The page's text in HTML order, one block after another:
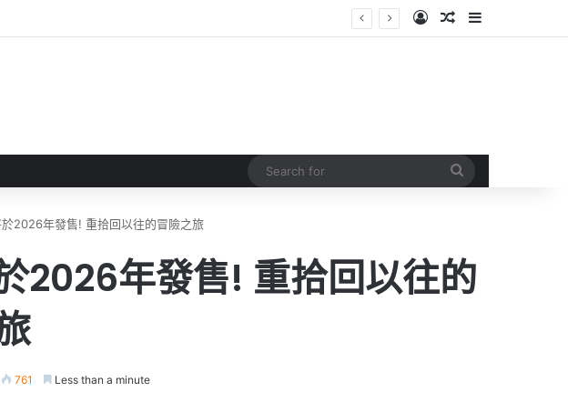
Log InRandom Article
Sidebar
於2026年發售! 重拾回以往的冒險之旅
2026年發售! 重拾回以往的
761 Less than a minute